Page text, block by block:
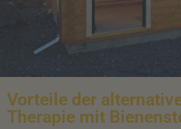
Vorteile der
Therapie mit